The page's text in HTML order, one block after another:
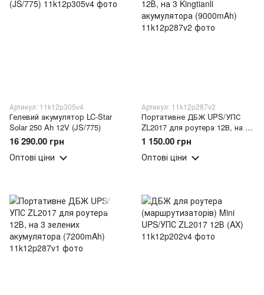
Артикул: 11k12p305v4
Гелевий акумулятор LC-Star
Solar 250 Ah 12V (JS/775)
16 290.00 грн
Оптові ціни
Артикул: 11k12p287v2
Портативне ДБЖ UPS/УПС
ZL2017 для роутера 12В, на 3
Kingtianli акумулятора
(9000mAh)
1 150.00 грн
Оптові ціни